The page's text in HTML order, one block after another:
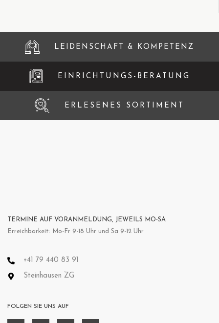
LEIDENSCHAFT & KOMPETENZ
EINRICHTUNGS-BERATUNG
ERLESENES SORTIMENT
TERMINE AUF VORANMELDUNG, JEWEILS MO-SA
Erreichbarkeit: Mo-Fr 9-18 Uhr und Sa 9-12 Uhr
+41 79 440 83 91
Steinhausen ZG
FOLGEN SIE UNS AUF